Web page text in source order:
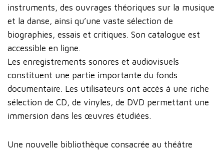
instruments, des ouvrages théoriques sur la musique
et la danse, ainsi qu’une vaste sélection de
biographies, essais et critiques. Son catalogue est
accessible en ligne.
Les enregistrements sonores et audiovisuels
constituent une partie importante du fonds
documentaire. Les utilisateurs ont accès à une riche
sélection de CD, de vinyles, de DVD permettant une
immersion dans les œuvres étudiées.
Une nouvelle bibliothèque consacrée au théâtre